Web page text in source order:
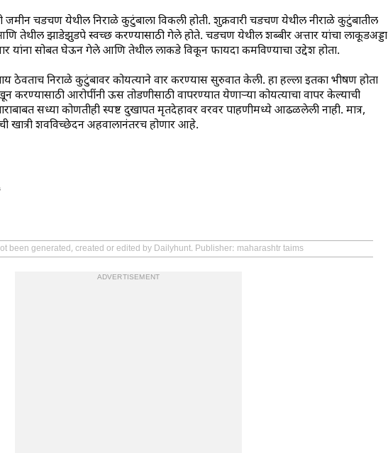
जमीन चडचण येथील निराळे कुटुंबाला विकली होती. शुक्रवारी चडचण येथील नीराळे कुटुंबातील
तेथील झाडेझुडपे स्वच्छ करण्यासाठी गेले होते. चडचण येथील शब्बीर अत्तार यांचा लाकूडअड्डा
यांना सोबत घेऊन गेले आणि तेथील लाकडे विकून फायदा कमविण्याचा उद्देश होता.
ठेवताच निराळे कुटुंबावर कोयत्याने वार करण्यास सुरुवात केली. हा हल्ला इतका भीषण होता
आरोपींनी ऊस तोडणीसाठी वापरण्यात येणाऱ्या कोयत्याचा वापर केल्याची
सध्या कोणतीही स्पष्ट दुखापत मृतदेहावर वरवर पाहणीमध्ये आढळलेली नाही. मात्र,
खात्री शवविच्छेदन अहवालानंतरच होणार आहे.
been generated, created or edited by Dailyhunt. Publisher: maharashtr taims
ADVERTISEMENT